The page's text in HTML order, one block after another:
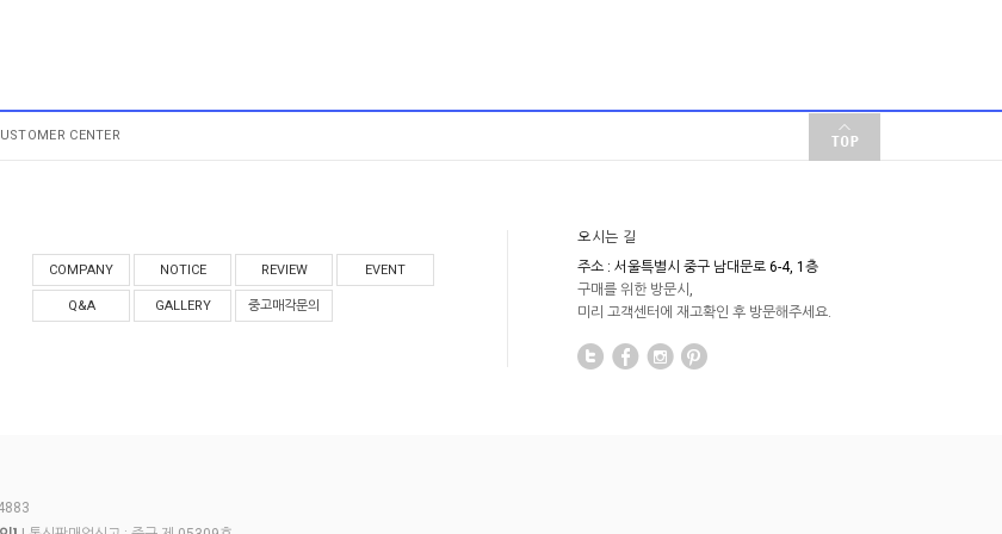
CENTER
COMPANY NOTICE REVIEW EVENT
Q&A GALLERY 중고매각문의
오시는 길
주소 : 서울특별시 중구 남대문로 6-4, 1층
구매를 위한 방문시,
미리 고객센터에 재고확인 후 방문해주세요.